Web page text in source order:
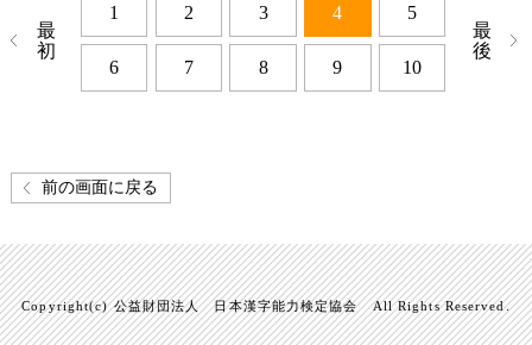
最
初
1 2 3 4 5
6 7 8 9 10
最
後
前の画面に戻る
Copyright(c) 公益財団法人 日本漢字能力検定協会 All Rights Reserved.